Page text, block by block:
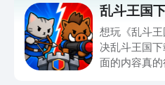
乱斗王国
想玩《乱斗
决乱斗王国
面的内容真